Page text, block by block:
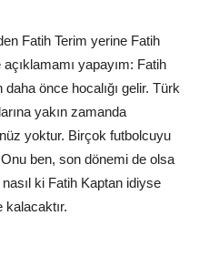
Fatih Terim yerine Fatih
yapayım: Fatih
önce hocalığı gelir. Türk
yakın zamanda
yoktur. Birçok futbolcuyu
ben, son dönemi de olsa
ki Fatih Kaptan idiyse
kalacaktır.